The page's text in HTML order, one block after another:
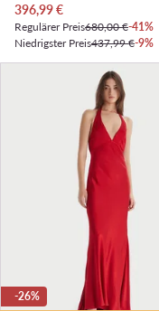
Aktueller Preis
396,99€
Regulärer Preis680,00 €-41%
Niedrigster Preis437,99 €-9%
-26%